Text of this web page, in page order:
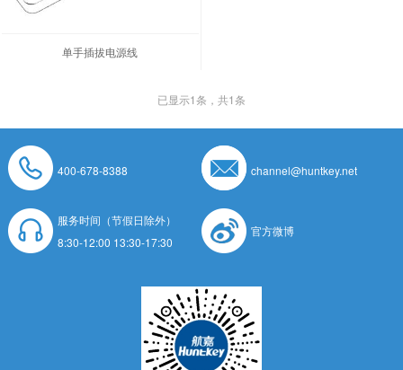
单手插拔电源线
已显示1条，共1条
400-678-8388 channel@huntkey.net
服务时间（节假日除外）
8:30-12:00 13:30-17:30
官方微博